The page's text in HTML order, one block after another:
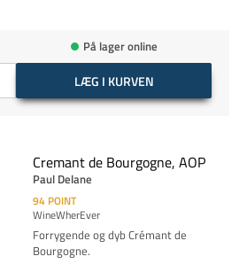
På lager online
LÆG I KURVEN
Cremant de Bourgogne, AOP
Paul Delane
94 POINT
WineWherEver
Forrygende og dyb Crémant de
Bourgogne.